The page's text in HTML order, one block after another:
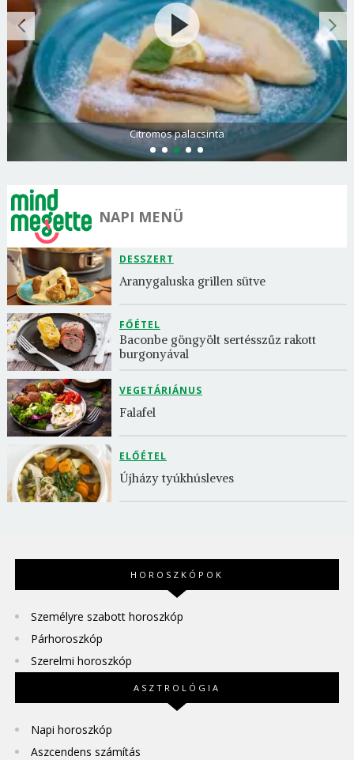
Citromos palacsinta
NAPI MENÜ
DESSZERT
Aranygaluska grillen sütve
FŐÉTEL
Baconbe göngyölt sertésszűz rakott
burgonyával
VEGETÁRIÁNUS
Falafel
ELŐÉTEL
Újházy tyúkhúsleves
HOROSZKÓPOK
Személyre szabott horoszkóp
Párhoroszkóp
Szerelmi horoszkóp
ASZTROLÓGIA
Napi horoszkóp
Aszcendens számítás